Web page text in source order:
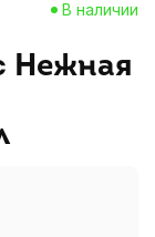
В наличии
Нежная